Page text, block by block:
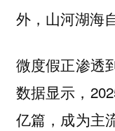
外，山河湖海
微度假正渗透
数据显示，
亿篇，成为主